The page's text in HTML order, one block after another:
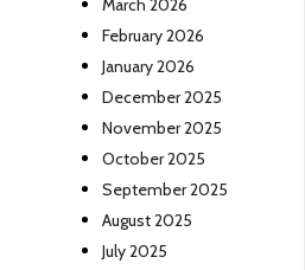
March 2026
February 2026
January 2026
December 2025
November 2025
October 2025
September 2025
August 2025
July 2025